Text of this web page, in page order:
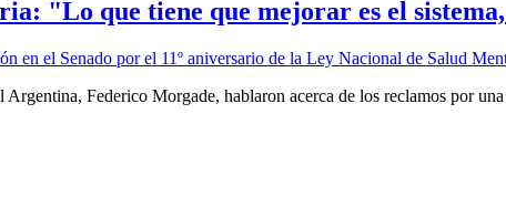
"Lo que tiene que mejorar es el
Federico Morgade, hablaron acerca de los reclamos por